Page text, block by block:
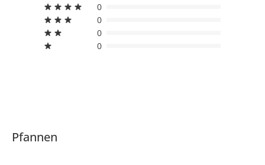
0
0
0
0
Pfannen